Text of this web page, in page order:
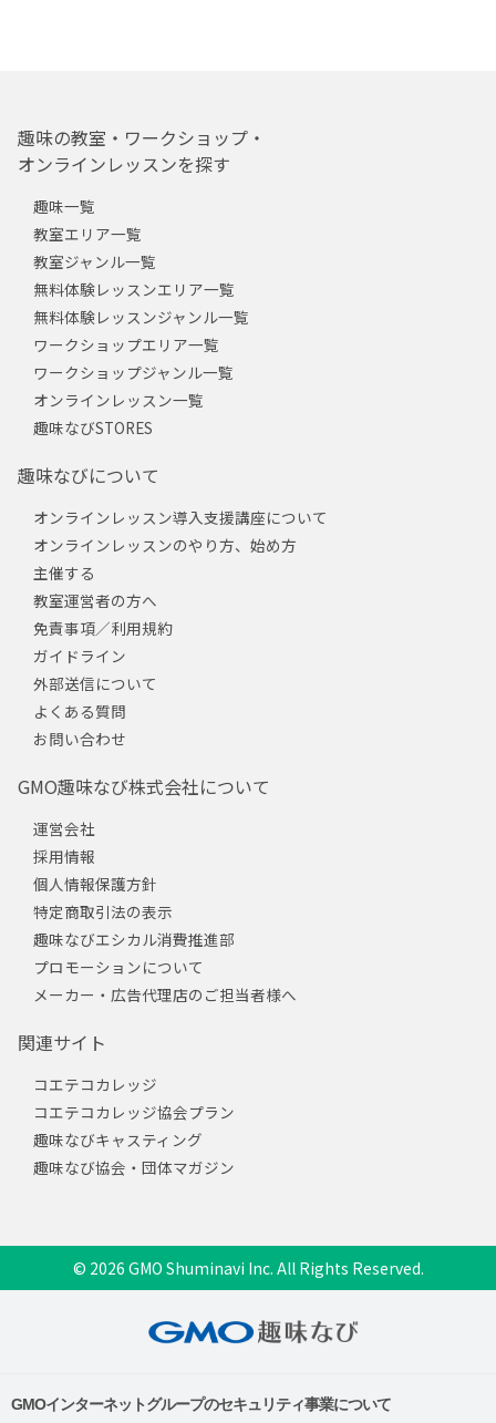
趣味の教室・ワークショップ・
オンラインレッスンを探す
趣味一覧
教室エリア一覧
教室ジャンル一覧
無料体験レッスンエリア一覧
無料体験レッスンジャンル一覧
ワークショップエリア一覧
ワークショップジャンル一覧
オンラインレッスン一覧
趣味なびSTORES
趣味なびについて
オンラインレッスン導入支援講座について
オンラインレッスンのやり方、始め方
主催する
教室運営者の方へ
免責事項／利用規約
ガイドライン
外部送信について
よくある質問
お問い合わせ
GMO趣味なび株式会社について
運営会社
採用情報
個人情報保護方針
特定商取引法の表示
趣味なびエシカル消費推進部
プロモーションについて
メーカー・広告代理店のご担当者様へ
関連サイト
コエテコカレッジ
コエテコカレッジ協会プラン
趣味なびキャスティング
趣味なび協会・団体マガジン
© 2026 GMO Shuminavi Inc. All Rights Reserved.